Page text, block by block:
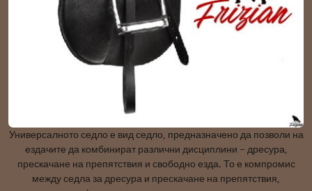
Универсалното седло е вид седло, предназначено да позволи на
ездачите да комбинират различни дисциплини – дресура,
прескачане на препятствия и свободно езда. То е компромис
между седла за дресура и прескачане на препятствия,